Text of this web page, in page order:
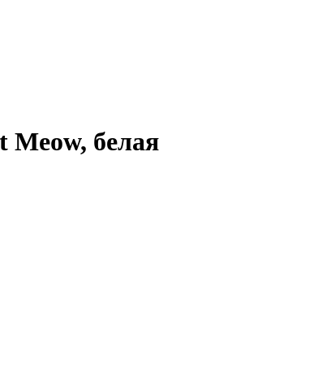
Meow, белая